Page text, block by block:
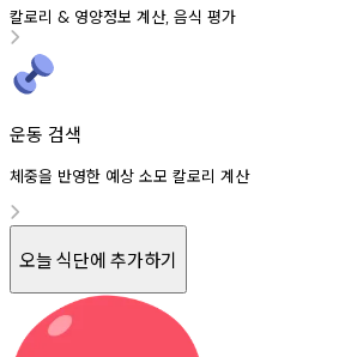
칼로리 & 영양정보 계산, 음식 평가
운동 검색
체중을 반영한 예상 소모 칼로리 계산
오늘 식단에 추가하기